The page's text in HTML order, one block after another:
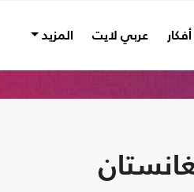
أفكار عربي لايت المزيد